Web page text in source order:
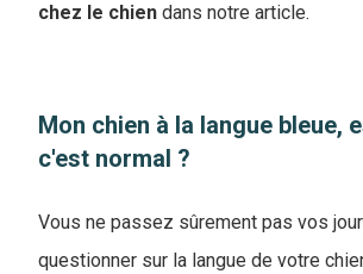
chez le chien dans notre article.
Mon chien à la langue bleue,
c'est normal ?
Vous ne passez sûrement pas vos
questionner sur la langue de votre